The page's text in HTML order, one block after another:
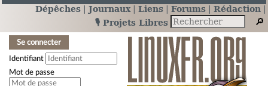
Dépêches Journaux Liens Forums
Rédaction
🎙️ Projets Libres
Se connecter
Identifiant
Mot de passe